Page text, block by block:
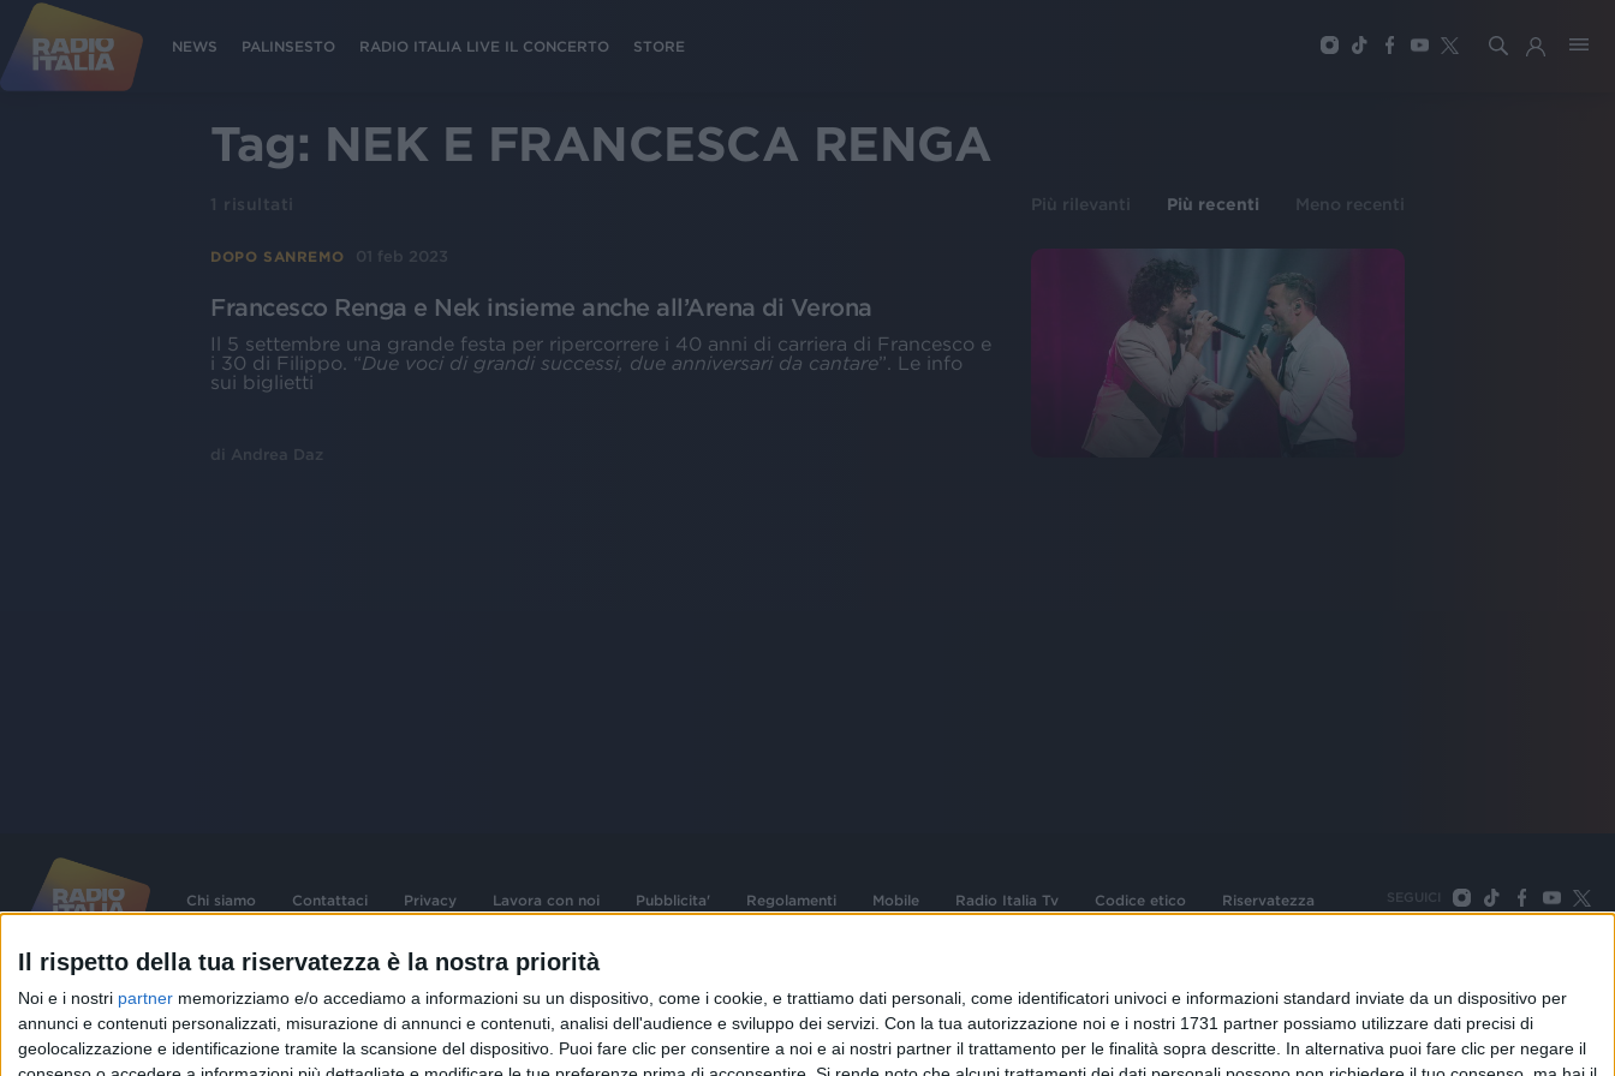
Il rispetto della tua riservatezza è la nostra priorità
Noi e i nostri partner memorizziamo e/o accediamo a informazioni su un dispositivo, come i cookie, e trattiamo dati personali, come identificatori univoci e informazioni standard inviate da un dispositivo per
annunci e contenuti personalizzati, misurazione di annunci e contenuti, analisi dell'audience e sviluppo dei servizi. Con la tua autorizzazione noi e i nostri 1731 partner possiamo utilizzare dati precisi di
geolocalizzazione e identificazione tramite la scansione del dispositivo. Puoi fare clic per consentire a noi e ai nostri partner il trattamento per le finalità sopra descritte. In alternativa puoi fare clic per negare il
NEWS PALINSESTO RADIO ITALIA LIVE IL CONCERTO STORE
Tag: NEK E FRANCESCA RENGA
1 risultati Più rilevanti Più recenti Meno recenti
DOPO SANREMO 01 feb 2023
Francesco Renga e Nek insieme anche all’Arena di Verona
Il 5 settembre una grande festa per ripercorrere i 40 anni di carriera di Francesco e
i 30 di Filippo. “Due voci di grandi successi, due anniversari da cantare”. Le info
sui biglietti
di Andrea Daz
Chi siamo Contattaci Privacy Lavora con noi Pubblicita' Regolamenti Mobile Radio Italia Tv Codice etico Riservatezza SEGUICI
©2026RADIO ITALIA S.p.A. P.IVA 06832230152 | Tutti i diritti riservati. Per le opere dell'ingegno
contenute nel sito sono stati assolti gli obblighi derivanti dalla normativa dei diritti d'autore e dei diritti
connessi.
Capitale Sociale € 580.000,00 interamente versato. Iscr. Reg. Imprese Milano - C.F. e n° iscrizione
Sede Amministrativa: Viale Europa 49, 20093 Cologno Monzese (Mi) |Tel. +39 02 254441 | Fax +39
02 25444220
Sede Legale: Via Savona 97, 20144 Milano
TORNA SU